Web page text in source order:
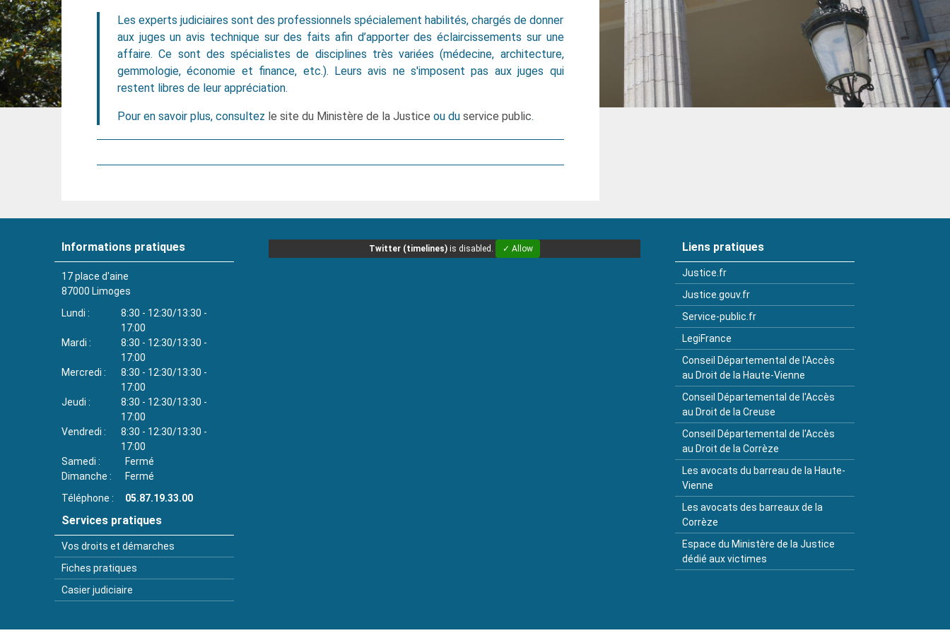
Les experts judiciaires sont des professionnels spécialement habilités, chargés de donner
aux juges un avis technique sur des faits afin d’apporter des éclaircissements sur une
affaire. Ce sont des spécialistes de disciplines très variées (médecine, architecture,
gemmologie, économie et finance, etc.). Leurs avis ne s'imposent pas aux juges qui
restent libres de leur appréciation.
Pour en savoir plus, consultez le site du Ministère de la Justice ou du service public.
Informations pratiques
17 place d'aine
87000 Limoges
Lundi
8:30 - 12:30/13:30 -
17:00
Mardi
8:30 - 12:30/13:30 -
17:00
Mercredi
8:30 - 12:30/13:30 -
17:00
Jeudi
8:30 - 12:30/13:30 -
17:00
Vendredi
8:30 - 12:30/13:30 -
17:00
Samedi
Fermé
Dimanche
Fermé
Téléphone
05.87.19.33.00
Services pratiques
Vos droits et démarches
Fiches pratiques
Casier judiciaire
Twitter (timelines)is disabled. ✓ Allow Liens pratiques
Justice.fr
Justice.gouv.fr
Service-public.fr
LegiFrance
Conseil Départemental de l'Accès
au Droit de la Haute-Vienne
Conseil Départemental de l'Accès
au Droit de la Creuse
Conseil Départemental de l'Accès
au Droit de la Corrèze
Les avocats du barreau de la Haute-
Vienne
Les avocats des barreaux de la
Corrèze
Espace du Ministère de la Justice
dédié aux victimes